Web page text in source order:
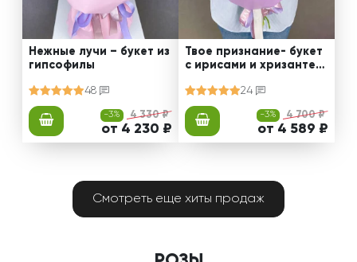
Нежные лучи – букет из
гипсофилы
48
-3% 4 330 ₽
от 4 230 ₽
Твое признание- букет
с ирисами и хризантем
24
-3% 4 700 ₽
от 4 589 ₽
Смотреть еще хиты продаж